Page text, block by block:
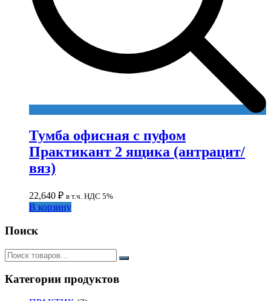
Тумба офисная с пуфом
Практикант 2 ящика (антрацит/
вяз)
22,640 ₽ в т.ч. НДС 5%
В корзину
Поиск
Категории продуктов